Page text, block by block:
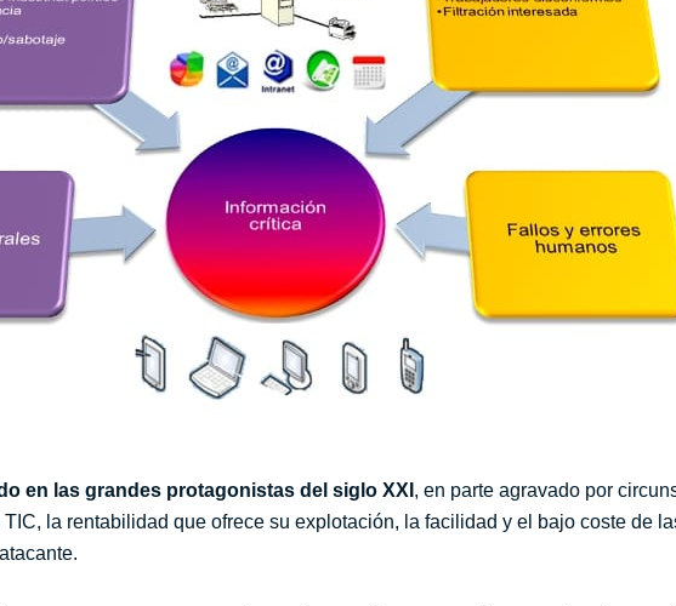
en las grandes protagonistas del siglo XXI , en parte agravado por
la rentabilidad que ofrece su explotación, la facilidad y el bajo coste de